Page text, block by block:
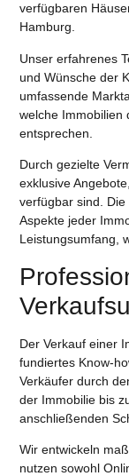
verfügbaren
Hamburg.
Unser erfahrenes
und Wünsche der
umfassende
welche Immobilien
entsprechen.
Durch gezielte
exklusive
verfügbar sind.
Aspekte jeder
Leistungsumfang,
Der Verkauf einer
fundiertes Know-
Verkäufer durch
der Immobilie bis
anschließenden
Wir entwickeln
nutzen sowohl